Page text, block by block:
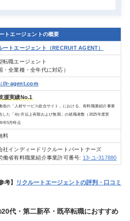
トエージェントの概要
ートエージェント（RECRUIT AGENT）
転職エージェント
・全業種・全年代に対応）
r-agent.com
援実績No.1
省の「人材サービス総合サイト」における、有料職業紹介事業
した「4か月以上有期および無期」の就職者数（2025年度実
年5月時点
料
社インディードリクルートパートナーズ
働省有料職業紹介事業許可番号: 13-ユ-317880
考】 リクルートエージェントの評判・口コミ
代・第二新卒・既卒転職におすすめ